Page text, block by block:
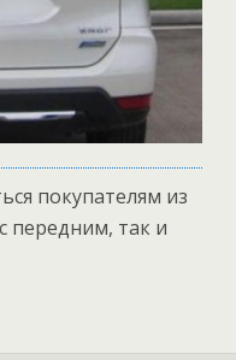
покупателям из
передним, так и